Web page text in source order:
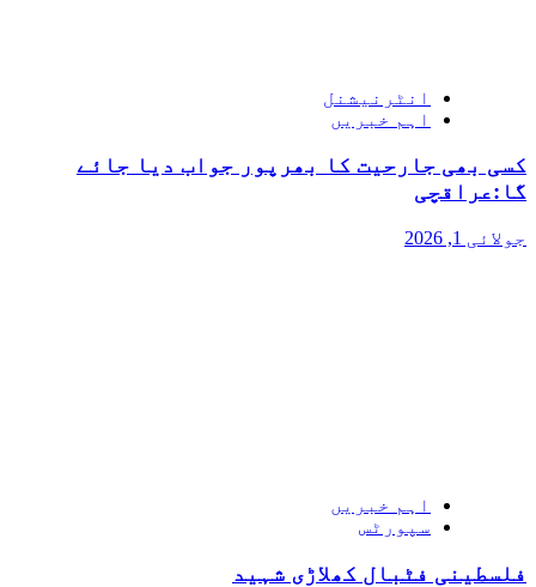
انٹرنیشنل
اہم خبریں
کسی بھی جارحیت کا بھرپور جواب دیا جائے
گا:عراقچی
جولائی 1, 2026
اہم خبریں
سپورٹس
فلسطینی فٹبال کھلاڑی شہید